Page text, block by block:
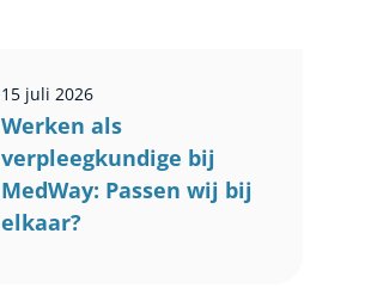
15 juli 2026
Werken als
verpleegkundige bij
MedWay: Passen wij bij
elkaar?